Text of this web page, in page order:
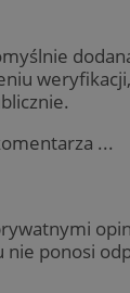
...
nie ponosi